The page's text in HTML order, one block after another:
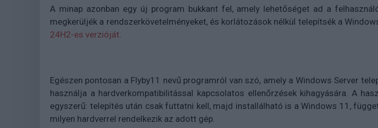
A minap azonban egy új program bukkant fel, amely lehetőséget ad a
megkerüljék a rendszerkövetelményeket, és korlátozások nélkül telepítsék a
24H2-es verzióját.
Egészen pontosan a Flyby11 nevű programról van szó, amely a Windows Server
használja a hardverkompatibilitással kapcsolatos ellenőrzések kihagyására. A
egyszerű: telepítés után csak futtatni kell, majd installálható is a Windows 11,
milyen hardverrel rendelkezik az adott gép.